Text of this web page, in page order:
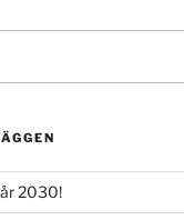
2030!